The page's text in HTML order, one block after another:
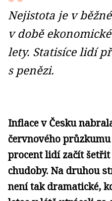
Nejistota je v
v době
lety. Statisíce lidí
s penězi.
Inflace v Česku
červnového
procent lidí začít šetřit
chudoby. Na druhou
není tak dramatické,